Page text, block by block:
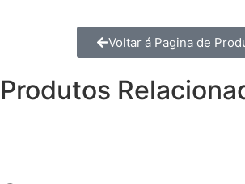
Voltar á Pagina de
Produtos